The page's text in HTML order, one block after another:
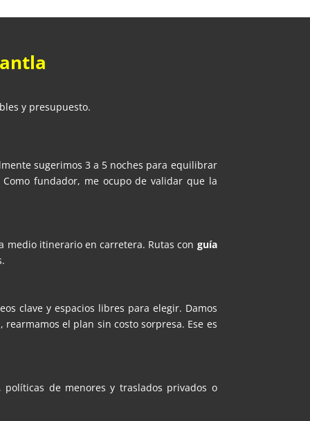
y presupuesto.
sugerimos 3 a 5 noches para equilibrar
fundador, me ocupo de validar que la
medio itinerario en carretera. Rutas con guía
clave y espacios libres para elegir. Damos
el plan sin costo sorpresa. Ese es
políticas de menores y traslados privados o